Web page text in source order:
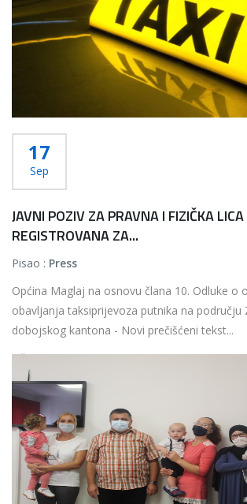
17
Sep
JAVNI POZIV ZA PRAVNA I FIZIČKA LICA
REGISTROVANA ZA...
Pisao : Press
Općina Maglaj na osnovu člana 10. Odluke o
obavljanja taksiprijevoza putnika na području
dobojskog kantona - Novi prečišćeni tekst...
Više...